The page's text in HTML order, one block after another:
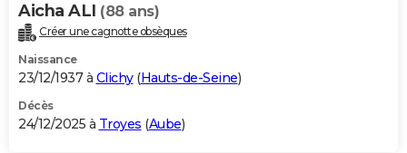
Aicha ALI (88 ans)
Créer une cagnotte obsèques
Naissance
23/12/1937 à Clichy(Hauts-de-Seine)
Décès
24/12/2025 à Troyes (Aube)